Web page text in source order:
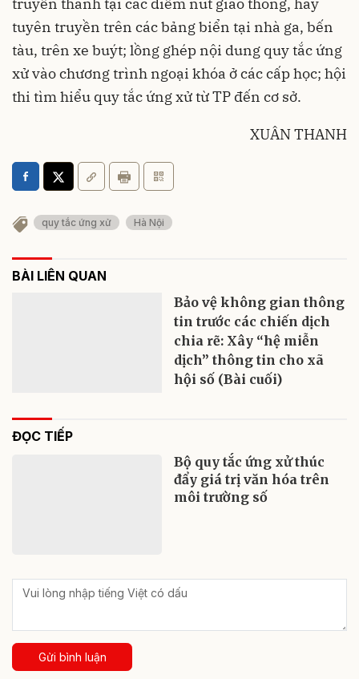
tuyên truyền trên các bảng biển tại nhà ga, bến
tàu, trên xe buýt; lồng ghép nội dung quy tắc ứng
xử vào chương trình ngoại khóa ở các cấp học; hội
thi tìm hiểu quy tắc ứng xử từ TP đến cơ sở.
XUÂN THANH
quy tắc ứng xử Hà Nội
BÀI LIÊN QUAN
Bảo vệ không gian thông
tin trước các chiến dịch
chia rẽ: Xây “hệ miễn
dịch” thông tin cho xã
hội số (Bài cuối)
ĐỌC TIẾP
Bộ quy tắc ứng xử thúc
đẩy giá trị văn hóa trên
môi trường số
Gửi bình luận